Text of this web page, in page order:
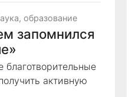
образование
запомнился
активную